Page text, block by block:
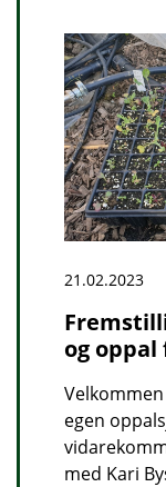
21.02.2023
og
egen
med Kari